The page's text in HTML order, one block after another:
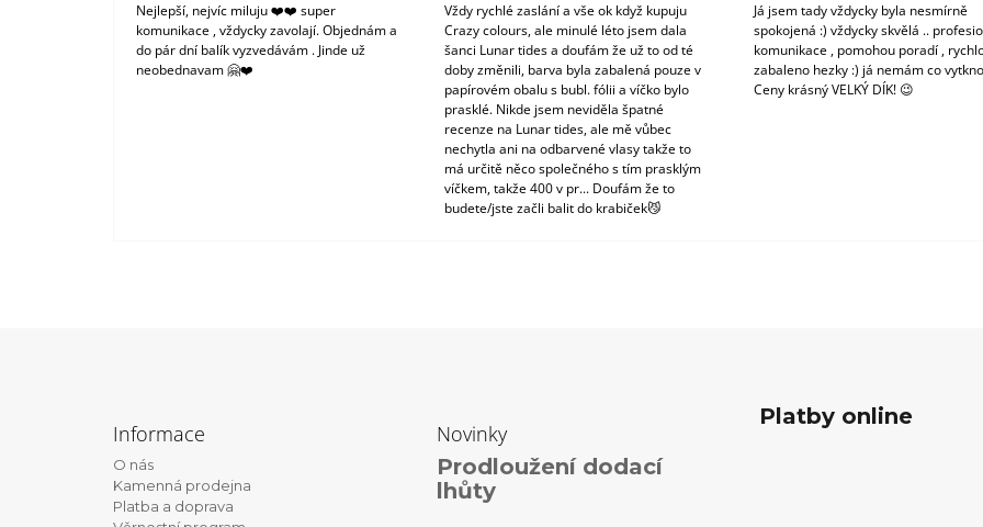
Nejlepší, nejvíc miluju ❤️❤️ super
komunikace , vždycky zavolají. Objednám a
do pár dní balík vyzvedávám . Jinde už
neobednavam 🤗❤️
Vždy rychlé zaslání a vše ok když kupuju
Crazy colours, ale minulé léto jsem dala
šanci Lunar tides a doufám že už to od té
doby změnili, barva byla zabalená pouze v
papírovém obalu s bubl. fólii a víčko bylo
prasklé. Nikde jsem neviděla špatné
recenze na Lunar tides, ale mě vůbec
nechytla ani na odbarvené vlasy takže to
má určitě něco společného s tím prasklým
víčkem, takže 400 v pr... Doufám že to
budete/jste začli balit do krabiček😼
Já jsem tady vždycky byla nesmírně
spokojená :) vždycky skvělá ..
komunikace , pomohou poradí ,
zabaleno hezky :) já nemám co
Ceny krásný VELKÝ DÍK! 😉
Informace
O nás
Kamenná prodejna
Platba a doprava
Novinky
Prodloužení dodací
lhůty
Platby online